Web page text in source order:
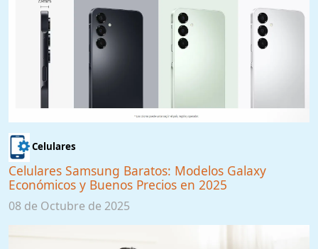
Celulares
Celulares Samsung Baratos: Modelos Galaxy
Económicos y Buenos Precios en 2025
08 de Octubre de 2025